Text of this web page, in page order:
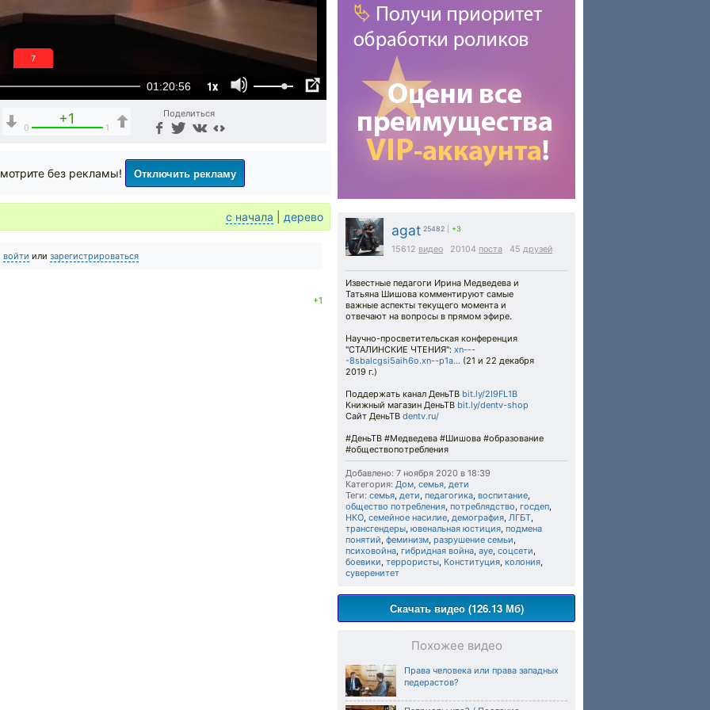
01:20:56 1x
6
+1
0 1
Поделиться
agat 25482 +3
15612 видео 20104 поста 45 друзей
Известные педагоги Ирина Медведева и
Татьяна Шишова комментируют самые
важные аспекты текущего момента и
отвечают на вопросы в прямом эфире.
Научно-просветительская конференция
"СТАЛИНСКИЕ ЧТЕНИЯ": xn---
-8sbalcgsi5aih6o.xn--p1a... (21 и 22 декабря
2019 г.)
Поддержать канал ДеньТВ bit.ly/2I9FL1B
Книжный магазин ДеньТВ bit.ly/dentv-shop
Сайт ДеньТВ dentv.ru/
#ДеньТВ #Медведева #Шишова #образование
#обществопотребления
Добавлено: 7 ноября 2020 в 18:39
Категория: Дом, семья, дети
Теги: семья, дети, педагогика, воспитание,
общество потребления, потреблядство, госдеп,
НКО, семейное насилие, демография, ЛГБТ,
трансгендеры, ювенальная юстиция, подмена
понятий, феминизм, разрушение семьи,
психовойна, гибридная война, ауе, соцсети,
боевики, террористы, Конституция, колония,
суверенитет
Скачать видео (126.13 Мб)
Похожее видео
Права человека или права западных
педерастов?
без рекламы! Отключить рекламу
с начала дерево
войти или зарегистрироваться
+1